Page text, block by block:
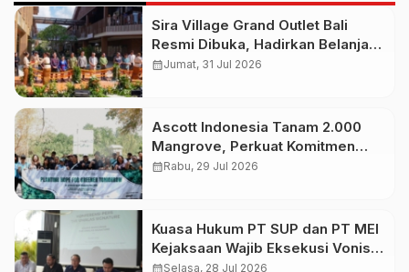
Sira Village Grand Outlet Bali
Resmi Dibuka, Hadirkan Belanja
Premium dengan Live Flight
calendar_monthJumat, 31 Jul 2026
Ascott Indonesia Tanam 2.000
Mangrove, Perkuat Komitmen
Jaga Ekosistem Pesisir
calendar_monthRabu, 29 Jul 2026
Kuasa Hukum PT SUP dan PT MEI
Kejaksaan Wajib Eksekusi Vonis
3,5 Tahun Budiman Tiang dan
calendar_monthSelasa, 28 Jul 2026